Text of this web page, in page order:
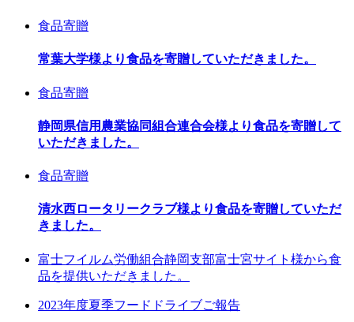
食品寄贈
常葉大学様より食品を寄贈していただきました。
食品寄贈
静岡県信用農業協同組合連合会様より食品を寄贈して
いただきました。
食品寄贈
清水西ロータリークラブ様より食品を寄贈していただ
きました。
富士フイルム労働組合静岡支部富士宮サイト様から食
品を提供いただきました。
2023年度夏季フードドライブご報告